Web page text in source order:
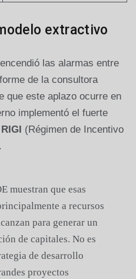
extractivo
las alarmas entre
de la consultora
que este aplazo ocurre en
implementó el fuerte
RIGI (Régimen de Incentivo
muestran que esas
a recursos
para generar un
de capitales. No es
de desarrollo
proyectos